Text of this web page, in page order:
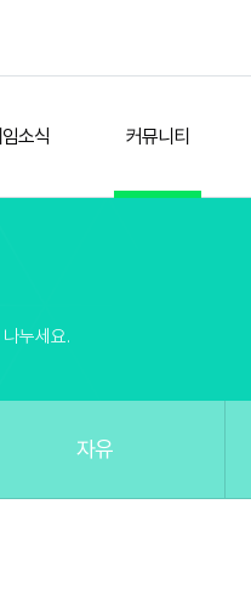
소식 커뮤니티
데이트
가이드
게임 플레이 버그 제보
누세요.
자유